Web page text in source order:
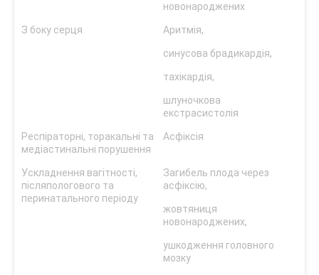
новонароджених
З боку серця Аритмія,
синусова брадикардія,
тахікардія,
шлуночкова
екстрасистолія
Респіраторні, торакальні та
медіастинальні порушення
Асфіксія
Ускладнення вагітності,
післяпологового та
перинатального періоду
Загибель плода через
асфіксію,
жовтяниця
новонароджених,
ушкодження головного
мозку